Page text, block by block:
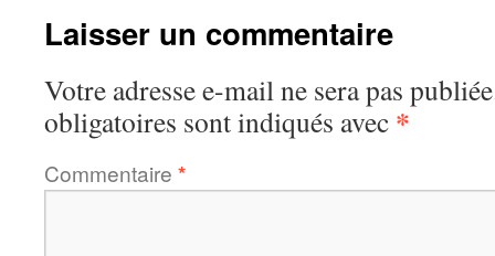
Laisser un commentaire
Votre adresse e-mail ne sera pas
obligatoires sont indiqués avec *
Commentaire *